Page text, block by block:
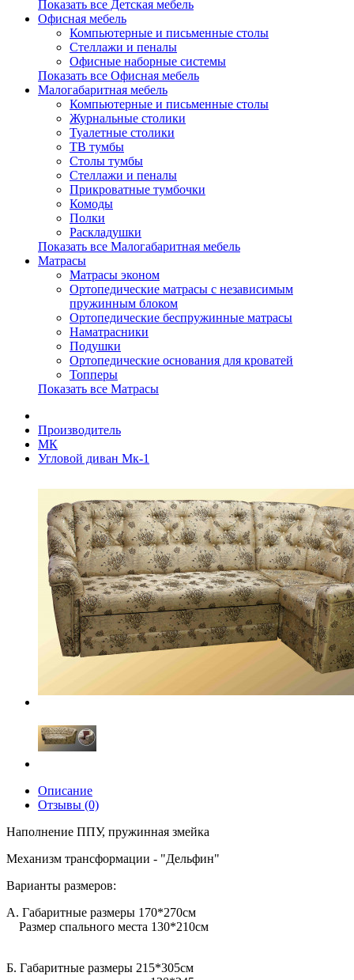
Показать все Детская мебель
Офисная мебель
Компьютерные и письменные столы
Стеллажи и пеналы
Офисные наборные системы
Показать все Офисная мебель
Малогабаритная мебель
Компьютерные и письменные столы
Журнальные столики
Туалетные столики
ТВ тумбы
Столы тумбы
Стеллажи и пеналы
Прикроватные тумбочки
Комоды
Полки
Раскладушки
Показать все Малогабаритная мебель
Матрасы
Матрасы эконом
Ортопедические матрасы с независимым
пружинным блоком
Ортопедические беспружинные матрасы
Наматрасники
Подушки
Ортопедические основания для кроватей
Топперы
Показать все Матрасы
Производитель
МК
Угловой диван Мк-1
Описание
Отзывы (0)
Наполнение ППУ, пружинная змейка
Механизм трансформации - "Дельфин"
Варианты размеров:
А. Габаритные размеры 170*270см
Размер спального места 130*210см
Б. Габаритные размеры 215*305см